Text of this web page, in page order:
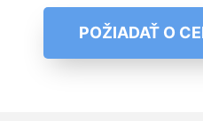
POŽIADAŤ O